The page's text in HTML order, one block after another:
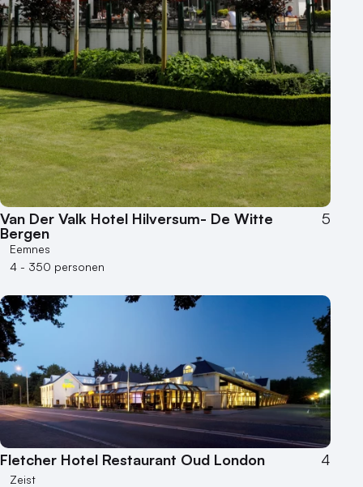
Van Der Valk Hotel Hilversum- De Witte
Bergen
5
Eemnes
4 - 350 personen
Fletcher Hotel Restaurant Oud London 4
Zeist